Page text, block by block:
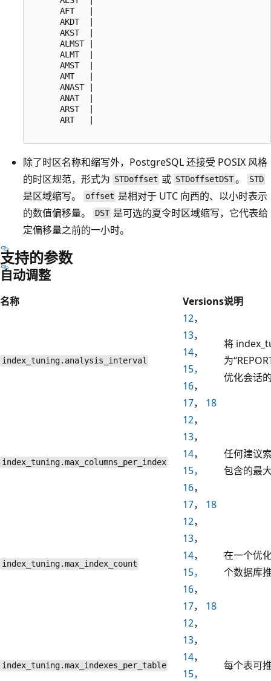
      AFT   |
      AKDT  |
      AKST  |
      ALMST |
      ALMT  |
      AMST  |
      AMT   |
      ANAST |
      ANAT  |
      ARST  |
      ART   |
除了时区名称和缩写外，PostgreSQL 还接受 POSIX 风格
的时区规范，形式为 STDoffset 或 STDoffsetDST。 STD
是区域缩写。 offset 是相对于 UTC 向西的、以小时表示
的数值偏移量。
DST 是可选的夏令时区域缩写，它代表给
定偏移量之前的一小时。
支持的参数
自动调整
名称 Versions说明
index_tuning.analysis_interval
12，
13，
14，
15，
16，
17， 18
将
为
优化会话
index_tuning.max_columns_per_index
12，
13，
14，
15，
16，
17， 18
任何建议
包含的最
index_tuning.max_index_count
12，
13，
14，
15，
16，
17， 18
在一个优
个数据库
index_tuning.max_indexes_per_table
12，
13，
14，
15，
每个表可